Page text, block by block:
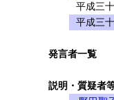
平成三
平成三
発言者一覧
説明・質疑者